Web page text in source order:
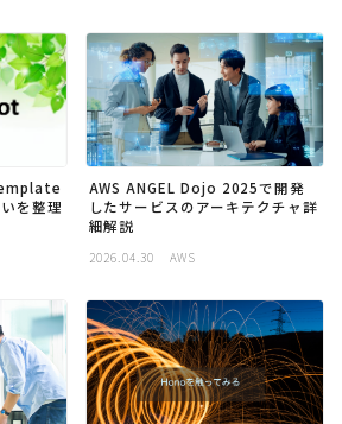
を整理
AWS ANGEL Dojo 2025で開発
したサービスのアーキテクチャ詳
細解説
2026.04.30 AWS